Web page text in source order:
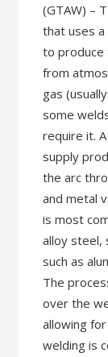
(GTAW) –
that uses
to produce
from
gas
some
require it.
supply
the arc
and metal
is most
alloy steel,
such as
The
over the
allowing
welding is